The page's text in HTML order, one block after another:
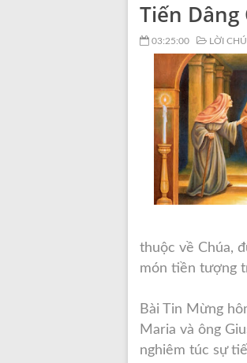
Tiến Dâng
03:25:00 LỜI
thuộc về Chúa,
món tiền tượng
Bài Tin Mừng
Maria và ông
nghiêm túc sự